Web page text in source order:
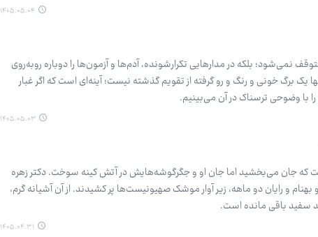
۱۴۰۵.۰۵.۰۴
نمی‌شود؛ بلکه در مدارهایی تکرارشونده، آدم‌ها و آزمون‌ها را دوباره روبه‌روی
یک برگ خونی و رنگ‌ و رو گرفته از تقویم گذشته نیست؛ آینه‌ای است که اگر غبار
را با وضوحی ترسناک در آن می‌بینیم.
۱۴۰۵.۰۵.۰۳
است که جان می‌بخشید اما جان او و جگرگوشه‌هایش در آتش کینه سوخت. دکتر زهره
و رایان دو ماهه، زیر آوار موشک صهیونیست‌ها پر کشیدند. از آن آشیانه گرم،
سفید باقی مانده است.
۱۴۰۵.۰۴.۳۱